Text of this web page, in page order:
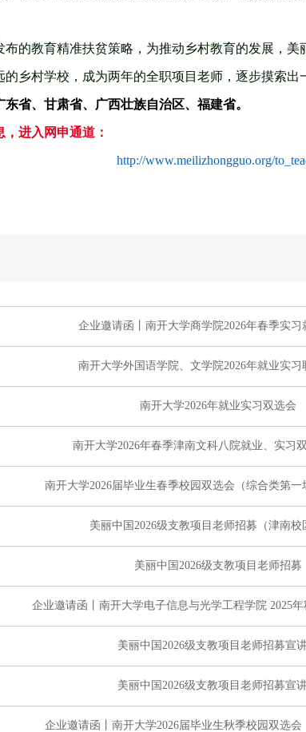
的教育精准扶贫策略，为推动乡村教育的发展，美
乡村学校，成为两年的全职项目老师，逐步摸索出
省、甘肃省、广西壮族自治区、福建省。
进入网申通道：
http://www.meilizhongguo.org/
企业邀请函丨南开大学商学院2026年春季实习
南开大学外国语学院、文学院2026年就业实习
南开大学2026年就业实习双选会
南开大学2026年春季津南文科八院就业、实习
南开大学2026届毕业生春季校园双选会（综合类第一
美丽中国2026级支教项目老师招募（津南校
美丽中国2026级支教项目老师招募
企业邀请函丨南开大学电子信息与光学工程学院 2025
美丽中国2026级支教项目老师招募宣
美丽中国2026级支教项目老师招募宣
企业邀请函丨南开大学2026届毕业生秋季校园双选会